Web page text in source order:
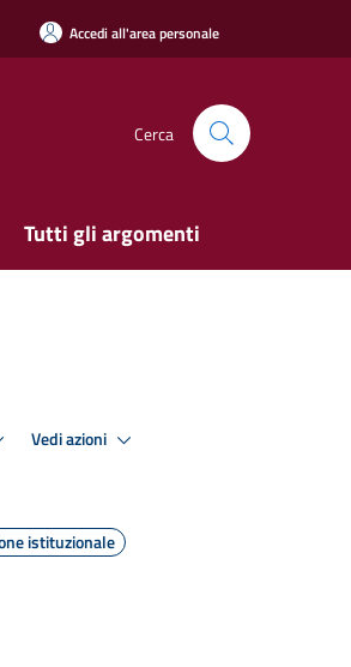
Accedi all'area personale
Cerca
Tutti gli argomenti
Vedi azioni
istituzionale